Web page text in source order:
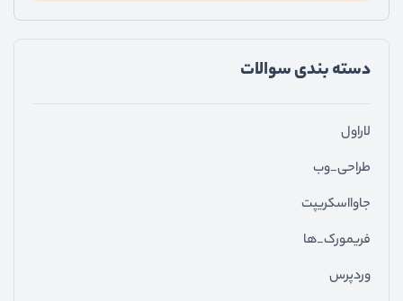
دسته ‌بندی سوالات
لاراول
طراحی_وب
جاوااسکریپت
فریمورک_ها
وردپرس